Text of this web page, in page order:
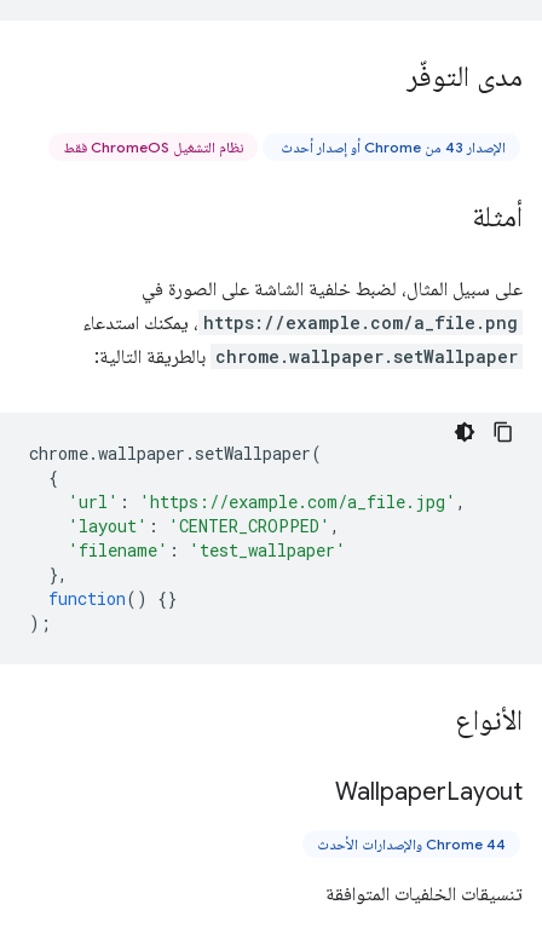
مدى التوفّر
الإصدار 43 من Chrome أو إصدار أحدث نظام التشغيل ChromeOS فقط
أمثلة
على سبيل المثال، لضبط خلفية الشاشة على الصورة في
https://example.com/a_file.png ، يمكنك استدعاء
chrome.wallpaper.setWallpaper بالطريقة التالية:
chrome.wallpaper . setWallpaper(
{
'url' : 'https://example.com/a_file.jpg' ,
'layout' : 'CENTER_CROPPED' ,
'filename' :
'test_wallpaper'
},
function()
{}
);
الأنواع
WallpaperLayout
Chrome 44 والإصدارات الأحدث
تنسيقات الخلفيات المتوافقة